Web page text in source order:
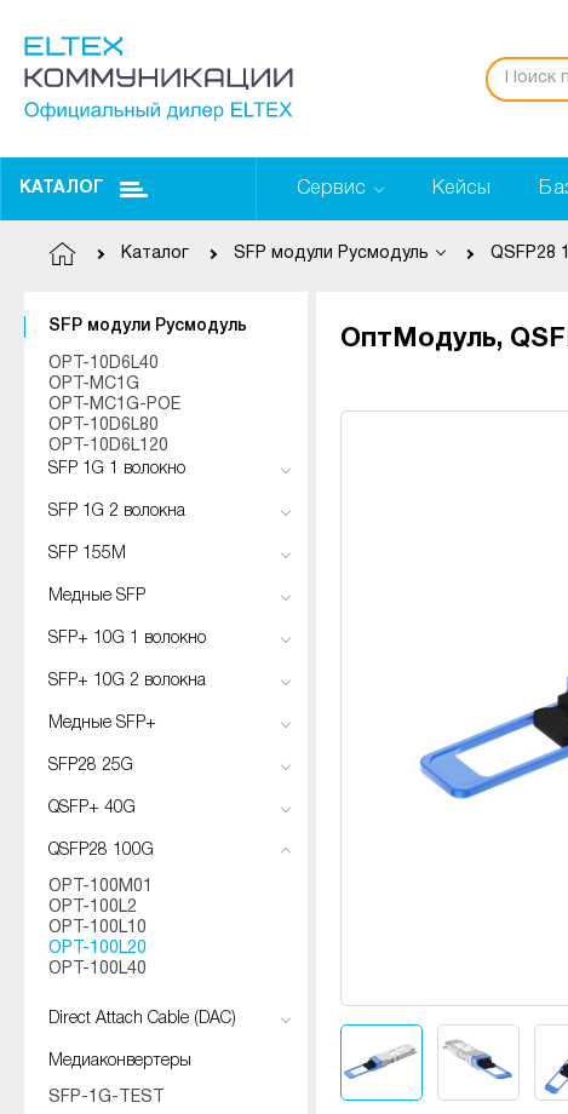
КАТАЛОГ Сервис Кейсы
Каталог SFP модули Русмодуль QSFP28
SFP модули Русмодуль
OPT-10D6L40
OPT-MC1G
OPT-MC1G-POE
OPT-10D6L80
OPT-10D6L120
SFP 1G 1 волокно
SFP 1G 2 волокна
SFP 155M
Медные SFP
SFP+ 10G 1 волокно
SFP+ 10G 2 волокна
Медные SFP+
SFP28 25G
QSFP+ 40G
QSFP28 100G
OPT-100M01
OPT-100L2
OPT-100L10
OPT-100L20
OPT-100L40
Direct Attach Cable (DAC)
Медиаконвертеры
SFP-1G-TEST
ОптМодуль,